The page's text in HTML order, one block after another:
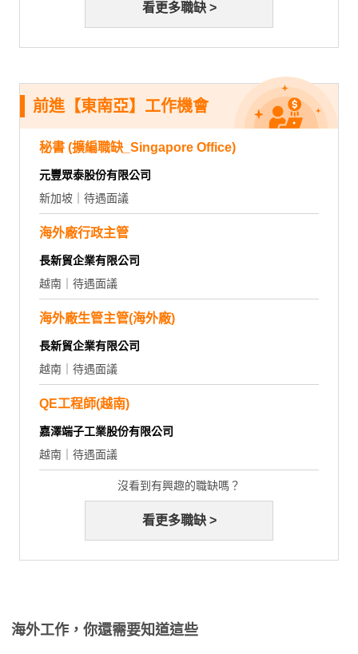
看更多職缺 >
前進【東南亞】工作機會
秘書 (擴編職缺_Singapore Office)
元豐眾泰股份有限公司
新加坡｜待遇面議
海外廠行政主管
長新貿企業有限公司
越南｜待遇面議
海外廠生管主管(海外廠)
長新貿企業有限公司
越南｜待遇面議
QE工程師(越南)
嘉澤端子工業股份有限公司
越南｜待遇面議
沒看到有興趣的職缺嗎？
看更多職缺 >
海外工作，你還需要知道這些